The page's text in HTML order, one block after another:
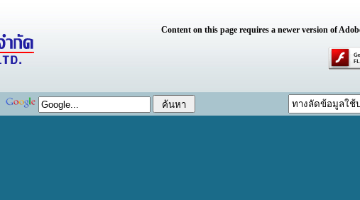
Content on this page requires a newer version of